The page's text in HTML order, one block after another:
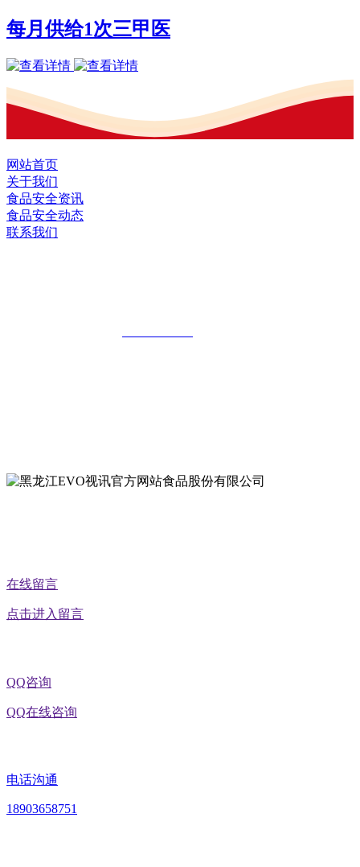
每月供给1次三甲医
网站首页
关于我们
食品安全资讯
食品安全动态
联系我们
在线留言
点击进入留言
QQ咨询
QQ在线咨询
电话沟通
18903658751